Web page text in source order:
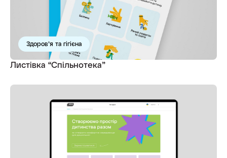
Здоров’я та гігієна
Листівка “Спільнотека”